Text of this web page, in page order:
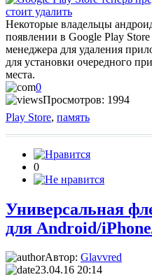
Некоторые владельцы
появлении в Google Play
менеджера для удаления
для установки очередного
места.
0
Просмотров: 1994
Play Store, память
0
Универсальная
для Android/
Автор: Glavvred
23.04.16 20:14